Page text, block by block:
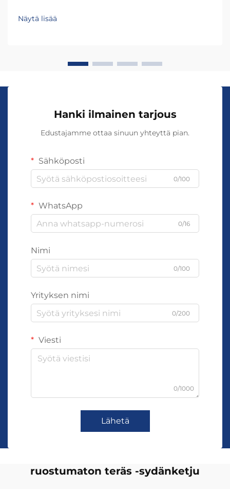
laatutakuusta toimittajan tarkistamiseen.
Koruteollisuus tuo mukanaan ainutlaatuisia riskejä,
Näytä lisää
Hanki ilmainen tarjous
Edustajamme ottaa sinuun yhteyttä pian.
Sähköposti
0/100
WhatsApp
0/16
Nimi
0/100
Yrityksen nimi
0/200
Viesti
0/1000
Lähetä
ruostumaton teräs -sydänketju